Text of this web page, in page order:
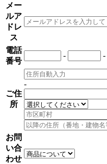
メー
ルア
ドレ
ス
電話
番号
- -
ご住
所
-
お問
い合
わせ